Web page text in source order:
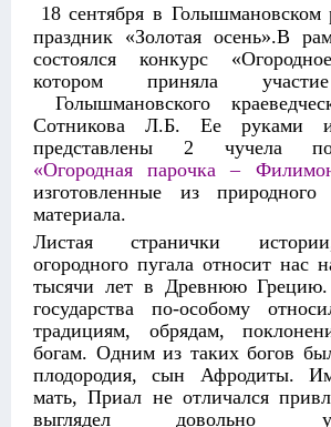
18 сентября в
праздник «Золотая осень».В
состоялся конкурс
котором приняла
Голышмановского
Сотникова Л.Б. Ее руками
представлены 2 чучела
«Огородная парочка –
изготовленные из
материала.
Листая странички
огородного пугала относит нас
тысячи лет в Древнюю
государства по-особому
традициям, обрядам,
богам. Одним из таких богов
плодородия, сын Афродиты.
мать, Приал не отличался
выглядел довольно